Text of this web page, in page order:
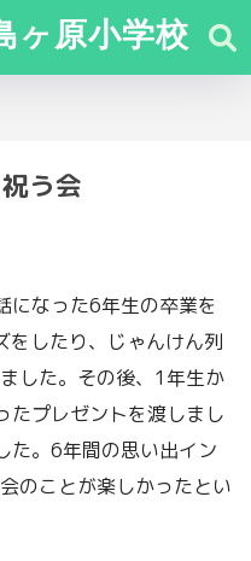
ヶ原小学校
う会
なった6年生の卒業を
したり、じゃんけん列
した。その後、1年生か
たプレゼントを渡しまし
た。6年間の思い出イン
のことが楽しかったとい